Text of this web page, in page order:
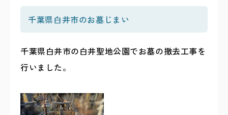
千葉県白井市のお墓じまい
千葉県白井市の白井聖地公園でお墓の撤去工事を
行いました。